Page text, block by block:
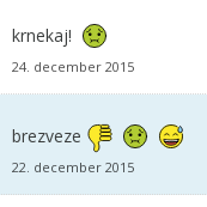
krnekaj!
24. december 2015
brezveze
22. december 2015